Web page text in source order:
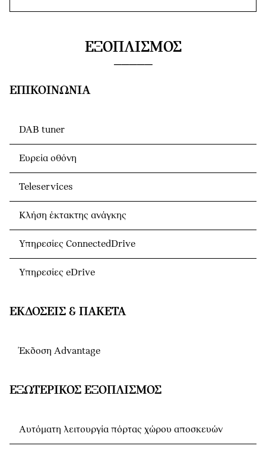
ΕΞΟΠΛΙΣΜΌΣ
ΕΠΙΚΟΙΝΩΝΊΑ
DAB tuner
Ευρεία οθόνη
Teleservices
Κλήση έκτακτης ανάγκης
Υπηρεσίες ConnectedDrive
Υπηρεσίες eDrive
ΕΚΔΌΣΕΙΣ & ΠΑΚΈΤΑ
Έκδοση Advantage
ΕΞΩΤΕΡΙΚΌΣ ΕΞΟΠΛΙΣΜΌΣ
Αυτόματη λειτουργία πόρτας χώρου αποσκευών